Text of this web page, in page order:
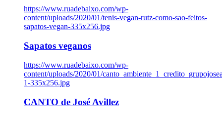
https://www.ruadebaixo.com/wp-
content/uploads/2020/01/tenis-vegan-rutz-como-sao-feitos-
sapatos-vegan-335x256.jpg
Sapatos veganos
https://www.ruadebaixo.com/wp-
content/uploads/2020/01/
1-335x256.jpg
CANTO de José Avillez